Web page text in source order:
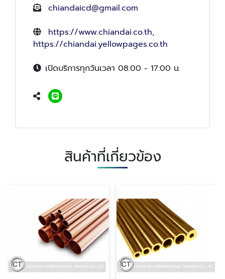
chiandaicd@gmail.com
https://www.chiandai.co.th,
https://chiandai.yellowpages.co.th
เปิดบริการทุกวันเวลา 08:00 - 17:00 น.
สินค้าที่เกี่ยวข้อง